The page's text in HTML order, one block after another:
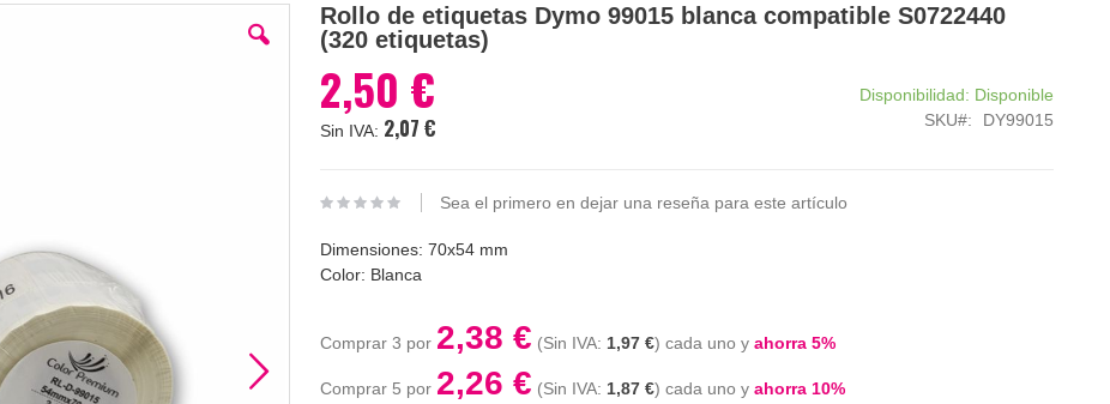
Rollo de etiquetas Dymo 99015 blanca compatible S0722440
(320 etiquetas)
2,50 €
2,07 €
Disponibilidad: Disponible
SKU
DY99015
Sea el primero en dejar una reseña para este artículo
Dimensiones: 70x54 mm
Color: Blanca
Comprar 3 por 2,38 € 1,97 € cada uno y ahorra 5%
Comprar 5 por 2,26 € 1,87 € cada uno y ahorra 10%